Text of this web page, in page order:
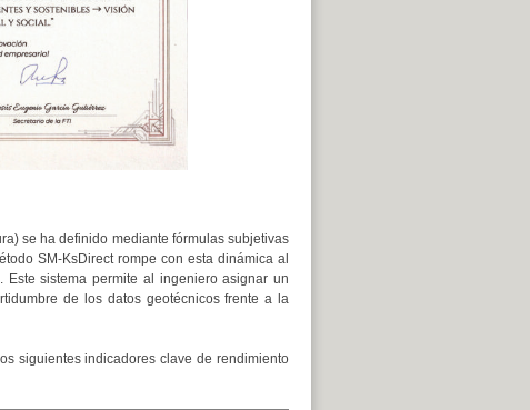
se ha definido mediante fórmulas subjetivas
SM-KsDirect rompe con esta dinámica al
sistema permite al ingeniero asignar un
de los datos geotécnicos frente a la
siguientes indicadores clave de rendimiento